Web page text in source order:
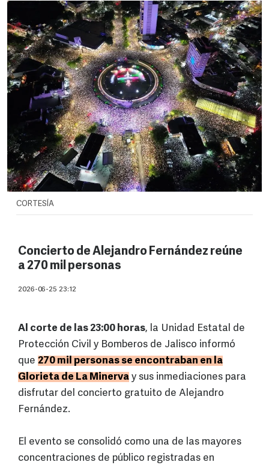
CORTESÍA
Concierto de Alejandro Fernández reúne
a 270 mil personas
2026-06-25 23:12
Al corte de las 23:00 horas, la Unidad Estatal de
Protección Civil y Bomberos de Jalisco informó
que 270 mil personas se encontraban en la
Glorieta de La Minerva y sus inmediaciones para
disfrutar del concierto gratuito de Alejandro
Fernández.
El evento se consolidó como una de las mayores
concentraciones de público registradas en